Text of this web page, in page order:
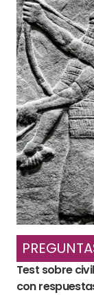
Test sobre
con